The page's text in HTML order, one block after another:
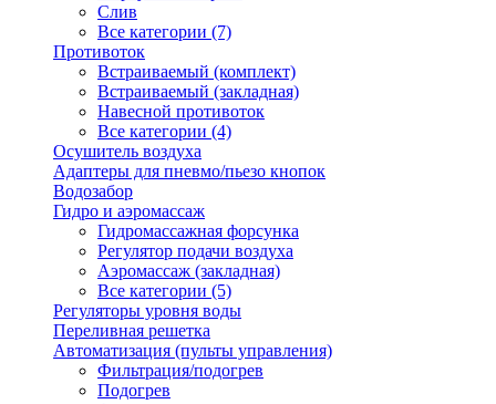
Слив
Все категории (7)
Противоток
Встраиваемый (комплект)
Встраиваемый (закладная)
Навесной противоток
Все категории (4)
Осушитель воздуха
Адаптеры для пневмо/пьезо кнопок
Водозабор
Гидро и аэромассаж
Гидромассажная форсунка
Регулятор подачи воздуха
Аэромассаж (закладная)
Все категории (5)
Регуляторы уровня воды
Переливная решетка
Автоматизация (пульты управления)
Фильтрация/подогрев
Подогрев